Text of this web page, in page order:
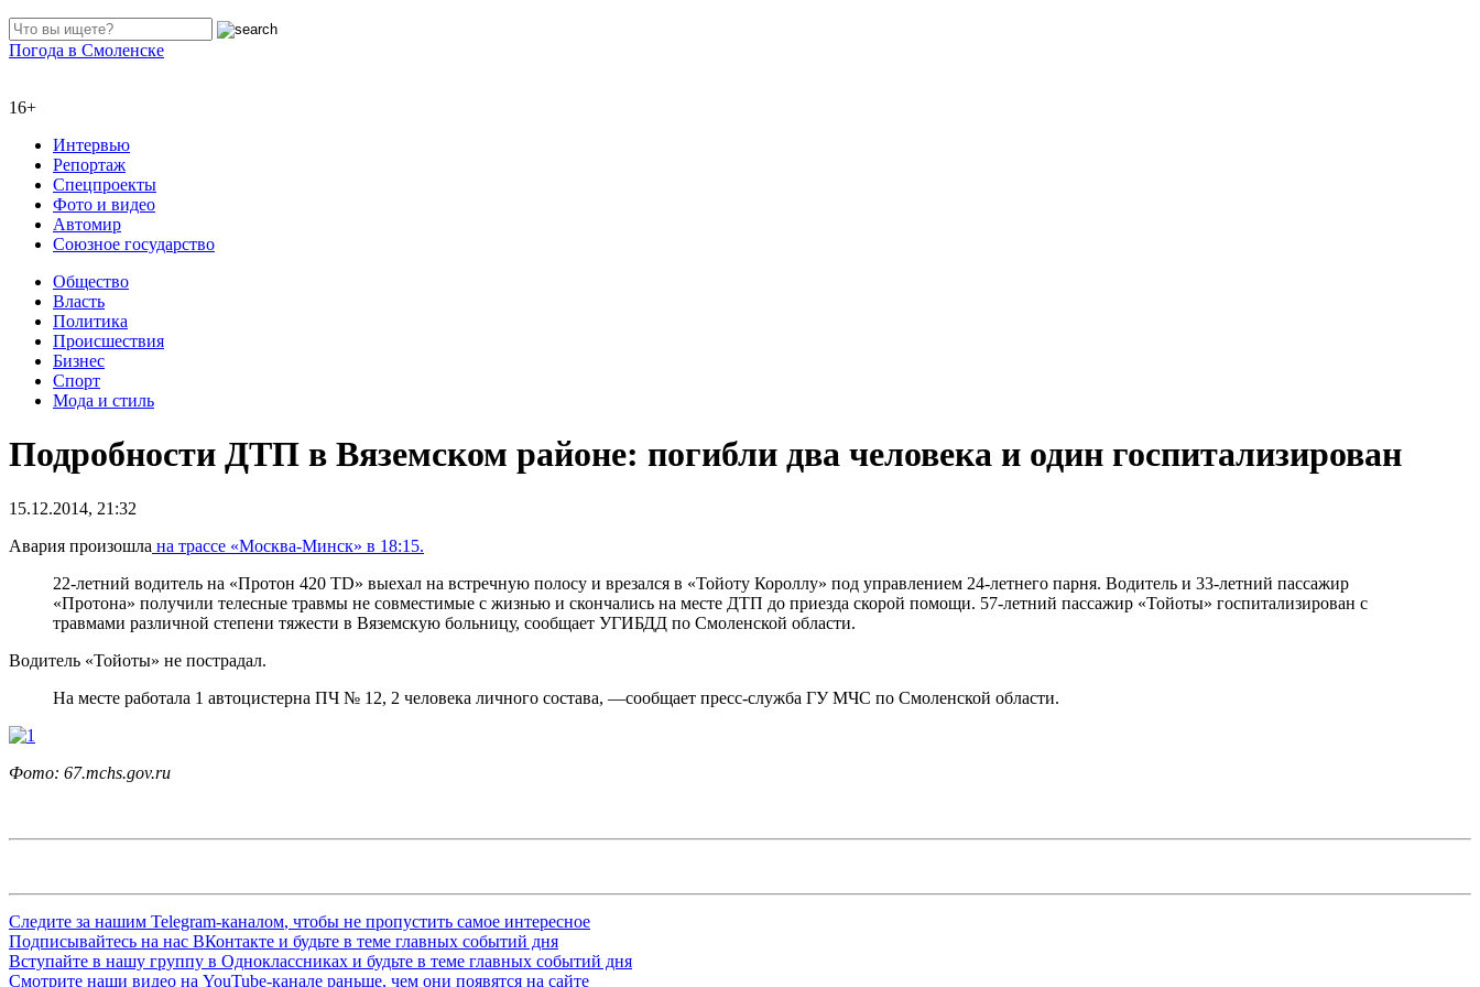
Погода в Смоленске
16+
Интервью
Репортаж
Спецпроекты
Фото и видео
Автомир
Союзное государство
Общество
Власть
Политика
Происшествия
Бизнес
Спорт
Мода и стиль
Подробности ДТП в Вяземском районе: погибли два человека и один госпитализирован
15.12.2014, 21:32
Авария произошла на трассе «Москва-Минск» в 18:15.
22-летний водитель на «Протон 420 ТD» выехал на встречную полосу и врезался в «Тойоту Короллу» под управлением 24-летнего парня. Водитель и 33-летний пассажир
«Протона» получили телесные травмы не совместимые с жизнью и скончались на месте ДТП до приезда скорой помощи. 57-летний пассажир «Тойоты» госпитализирован с
травмами различной степени тяжести в Вяземскую больницу, сообщает УГИБДД по Смоленской области.
Водитель «Тойоты» не пострадал.
На месте работала 1 автоцистерна ПЧ № 12, 2 человека личного состава, —сообщает пресс-служба ГУ МЧС по Смоленской области.
Фото: 67.mchs.gov.ru
Следите за нашим Telegram-каналом, чтобы не пропустить самое интересное
Подписывайтесь на нас ВКонтакте и будьте в теме главных событий дня
Вступайте в нашу группу в Одноклассниках и будьте в теме главных событий дня
Смотрите наши видео на YouTube-канале раньше, чем они появятся на сайте